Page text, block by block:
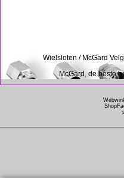
Wielsloten / McGard
McGard, de beste